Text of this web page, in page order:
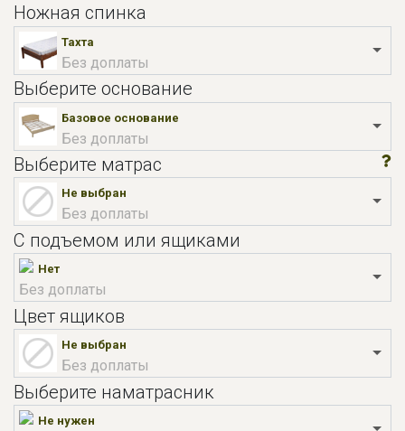
Ножная спинка
Тахта
Без доплаты
Выберите основание
Базовое основание
Без доплаты
Выберите матрас
Не выбран
Без доплаты
С подъемом или ящиками
Нет
Без доплаты
Цвет ящиков
Не выбран
Без доплаты
Выберите наматрасник
Не нужен